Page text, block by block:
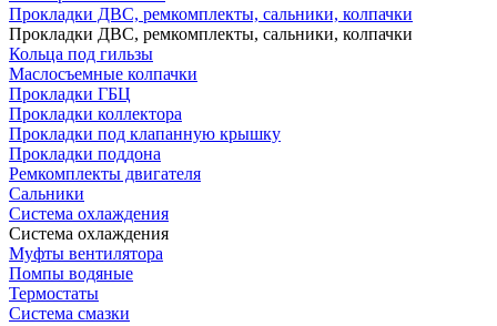
Прокладки ДВС, ремкомплекты, сальники, колпачки
Прокладки ДВС, ремкомплекты, сальники, колпачки
Кольца под гильзы
Маслосъемные колпачки
Прокладки ГБЦ
Прокладки коллектора
Прокладки под клапанную крышку
Прокладки поддона
Ремкомплекты двигателя
Сальники
Система охлаждения
Система охлаждения
Муфты вентилятора
Помпы водяные
Термостаты
Система смазки